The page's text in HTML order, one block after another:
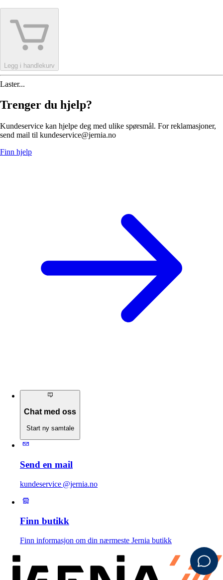
Legg i handlekurv
Laster...
Trenger du hjelp?
Kundeservice kan hjelpe deg med ulike spørsmål. For reklamasjoner,
send mail til kundeservice@jernia.no
Finn hjelp
Chat med oss
Start ny samtale
Send en mail
kundeservice @jernia.no
Finn butikk
Finn informasjon om din nærmeste Jernia butikk